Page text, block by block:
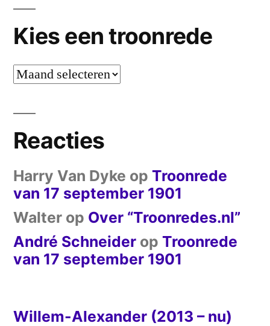
Kies een troonrede
Kies
Reacties
Harry Van Dyke op Troonrede
van 17 september 1901
Walter op Over “Troonredes.nl”
André Schneider op Troonrede
van 17 september 1901
Willem-Alexander (2013 – nu)